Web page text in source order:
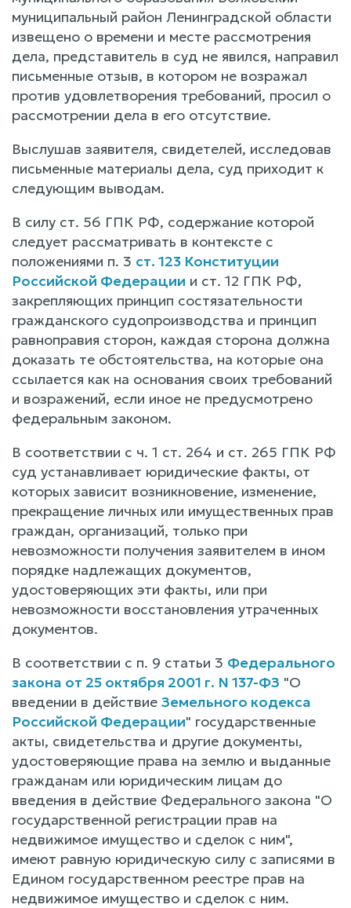
муниципальный район Ленинградской области
извещено о времени и месте рассмотрения
дела, представитель в суд не явился, направил
письменные отзыв, в котором не возражал
против удовлетворения требований, просил о
рассмотрении дела в его отсутствие.
Выслушав заявителя, свидетелей, исследовав
письменные материалы дела, суд приходит к
следующим выводам.
В силу ст. 56 ГПК РФ, содержание которой
следует рассматривать в контексте с
положениями п. 3 ст. 123 Конституции
Российской Федерации и ст. 12 ГПК РФ,
закрепляющих принцип состязательности
гражданского судопроизводства и принцип
равноправия сторон, каждая сторона должна
доказать те обстоятельства, на которые она
ссылается как на основания своих требований
и возражений, если иное не предусмотрено
федеральным законом.
В соответствии с ч. 1 ст. 264 и ст. 265 ГПК РФ
суд устанавливает юридические факты, от
которых зависит возникновение, изменение,
прекращение личных или имущественных прав
граждан, организаций, только при
невозможности получения заявителем в ином
порядке надлежащих документов,
удостоверяющих эти факты, или при
невозможности восстановления утраченных
документов.
В соответствии с п. 9 статьи 3 Федерального
закона от 25 октября 2001 г. N 137-ФЗ "О
введении в действие Земельного кодекса
Российской Федерации" государственные
акты, свидетельства и другие документы,
удостоверяющие права на землю и выданные
гражданам или юридическим лицам до
введения в действие Федерального закона "О
государственной регистрации прав на
недвижимое имущество и сделок с ним",
имеют равную юридическую силу с записями в
Едином государственном реестре прав на
недвижимое имущество и сделок с ним.